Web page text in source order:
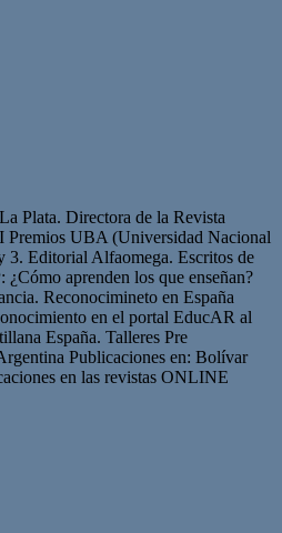
Plata. Directora de la Revista
Premios UBA (Universidad Nacional
3. Editorial Alfaomega. Escritos de
aprenden los que enseñan?
Reconocimineto en España
en el portal EducAR al
España. Talleres Pre
Publicaciones en: Bolívar
en las revistas ONLINE